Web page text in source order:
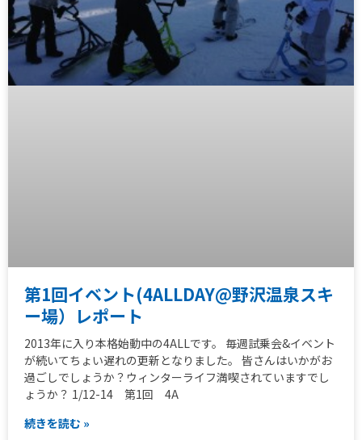
第1回イベント(4ALLDAY@野沢温泉スキ
ー場）レポート
2013年に入り本格始動中の4ALLです。 毎週試乗会&イベント
が続いてちょい遅れの更新となりました。 皆さんはいかがお
過ごしでしょうか？ウィンターライフ満喫されていますでし
ょうか？ 1/12-14 第1回 4A
続きを読む »